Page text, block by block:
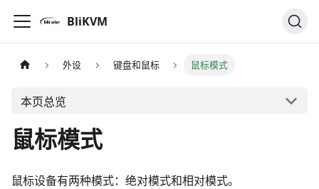
BliKVM
外设 键盘和鼠标 鼠标模式
本页总览
鼠标模式
鼠标设备有两种模式：绝对模式和相对模式。